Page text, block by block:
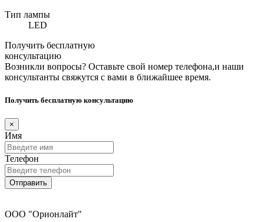
Тип лампы
LED
Получить бесплатную
консультацию
Возникли вопросы? Оставьте свой номер телефона,и наши
консультанты свяжутся с вами в ближайшее время.
Получить бесплатную консультацию
×
Имя
Телефон
Отправить
ООО "Орионлайт"